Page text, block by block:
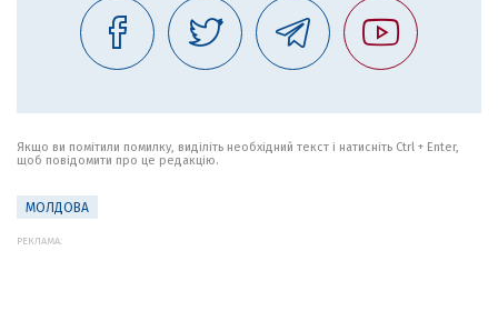
Якщо ви помітили помилку, виділіть необхідний текст і натисніть Ctrl + Enter,
щоб повідомити про це редакцію.
МОЛДОВА
РЕКЛАМА: